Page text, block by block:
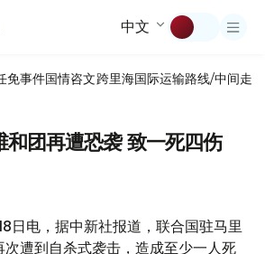
中文
免事件国情咨文跨里海国际运输路线/中间走廊
和团再遭恐袭 致一死四伤
日电，据中新社报道，联合国驻马里
次遭到自杀式袭击，造成至少一人死